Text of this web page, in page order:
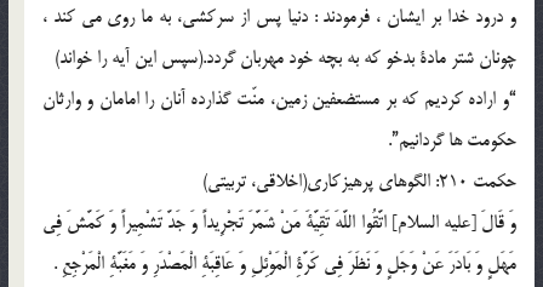
و درود خدا بر ایشان ، فرمودند : دنيا پس از سركشي، به ما روى مى كند ،
چونان شتر مادة بدخو كه به بچه خود مهربان گردد.(سپس اين آيه را خواند)
“و اراده كرديم كه بر مستضعفين زمين، منّت گذارده آنان را امامان و وارثان
حكومت ها گردانيم”.
حكمت 210: الگوهاى پرهيزكارى(اخلاقى، تربيتى)
وَ قَالَ [عليه السلام] اتَّقُوا اللَّهَ تَقِيَّةَ مَنْ شَمَّرَ تَجْرِيداً وَ جَدَّ تَشْمِيراً وَ كَمَّشَ فِى
مَهَلٍ وَ بَادَرَ عَنْ وَجَلٍ وَ نَظَرَ فِى كَرَّةِ الْمَوْئِلِ وَ عَاقِبَةِ الْمَصْدَرِ وَ مَغَبَّةِ الْمَرْجِعِ .